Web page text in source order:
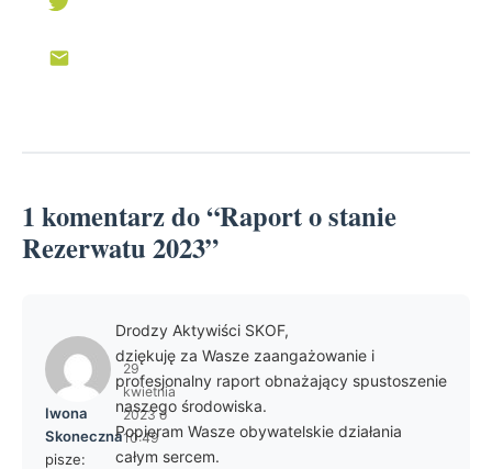
1 komentarz do “Raport o stanie
Rezerwatu 2023”
Iwona
Skoneczna
pisze:
29
kwietnia
2023 o
10:49
Drodzy Aktywiści SKOF,
dziękuję za Wasze zaangażowanie i
profesjonalny raport obnażający spustoszenie
naszego środowiska.
Popieram Wasze obywatelskie działania
całym sercem.